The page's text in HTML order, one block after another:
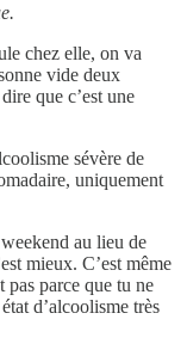
chez elle, on va
vide deux
que c’est une
sévère de
uniquement
au lieu de
mieux. C’est même
pas parce que tu ne
d’alcoolisme très